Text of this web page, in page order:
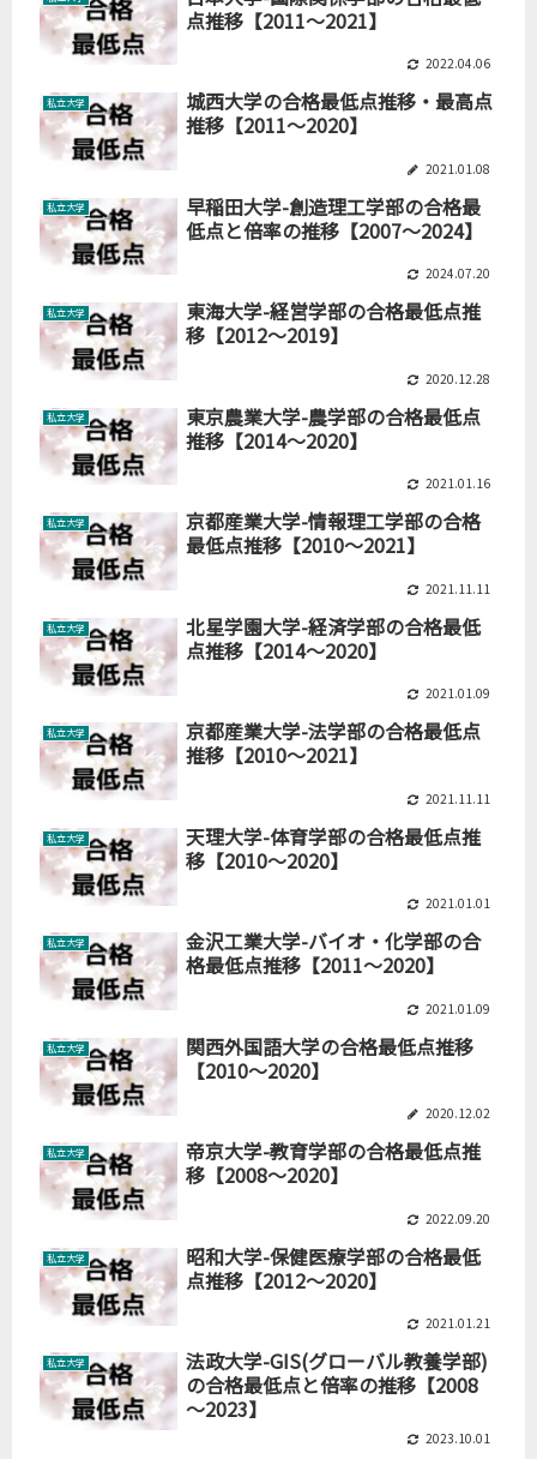
点推移【2011～2021】
2022.04.06
私立大学
城西大学の合格最低点推移・最高点
推移【2011～2020】
2021.01.08
私立大学
早稲田大学-創造理工学部の合格最
低点と倍率の推移【2007～2024】
2024.07.20
私立大学
東海大学-経営学部の合格最低点推
移【2012～2019】
2020.12.28
私立大学
東京農業大学-農学部の合格最低点
推移【2014～2020】
2021.01.16
私立大学
京都産業大学-情報理工学部の合格
最低点推移【2010～2021】
2021.11.11
私立大学
北星学園大学-経済学部の合格最低
点推移【2014～2020】
2021.01.09
私立大学
京都産業大学-法学部の合格最低点
推移【2010～2021】
2021.11.11
私立大学
天理大学-体育学部の合格最低点推
移【2010～2020】
2021.01.01
私立大学
金沢工業大学-バイオ・化学部の合
格最低点推移【2011～2020】
2021.01.09
私立大学
関西外国語大学の合格最低点推移
【2010～2020】
2020.12.02
私立大学
帝京大学-教育学部の合格最低点推
移【2008～2020】
2022.09.20
私立大学
昭和大学-保健医療学部の合格最低
点推移【2012～2020】
2021.01.21
私立大学
法政大学-GIS(グローバル教養学部)
の合格最低点と倍率の推移【2008
～2023】
2023.10.01